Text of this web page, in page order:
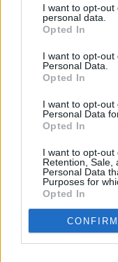
I want to opt-
personal data.
Opted In
I want to opt-out
Personal Data.
Opted In
I want to opt-
Personal Data
Opted In
I want to opt-out
Retention, Sale,
Personal Data
Purposes for
Opted In
CONFIRM